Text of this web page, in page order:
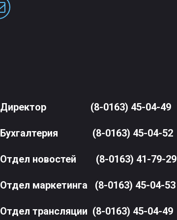
Директор (8-0163) 45-04-49
Бухгалтерия (8-0163) 45-04-52
Отдел новостей (8-0163) 41-79-29
Отдел маркетинга (8-0163) 45-04-53
Отдел трансляции (8-0163) 45-04-49